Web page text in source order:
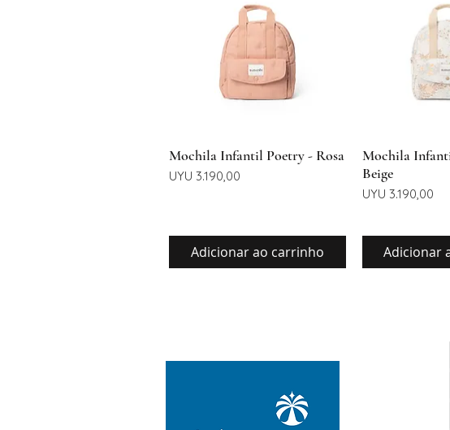
Visualização rápida
Mochila Infantil Poetry - Rosa
Preço
UYU 3.190,00
Adicionar ao carrinho
Mochila
Beige
Preço
UYU 3.190,00
Adicionar